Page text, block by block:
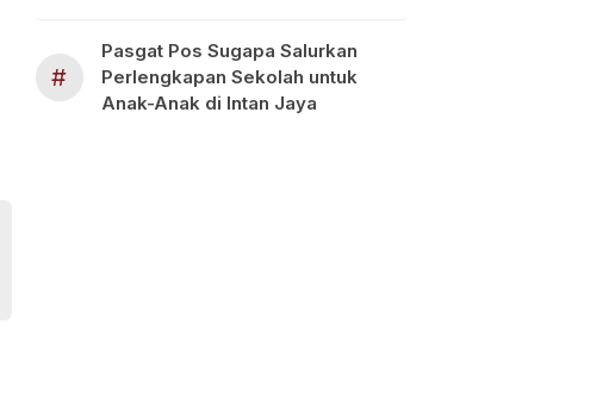
#
Pasgat Pos Sugapa Salurkan
Perlengkapan Sekolah untuk
Anak-Anak di Intan Jaya